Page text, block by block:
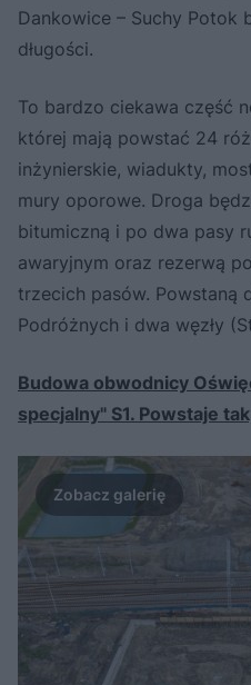
Dankowice – Suchy Potok
długości.
To bardzo ciekawa część
której mają powstać 24
inżynierskie, wiadukty,
mury oporowe. Droga
bitumiczną i po dwa pasy
awaryjnym oraz rezerwą
trzecich pasów. Powstaną
Podróżnych i dwa węzły
Budowa obwodnicy
specjalny" S1. Powstaje